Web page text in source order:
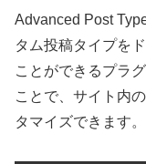
Advanced Post
タム投稿タイプを
ことができるプラ
ことで、サイト内
タマイズできます。